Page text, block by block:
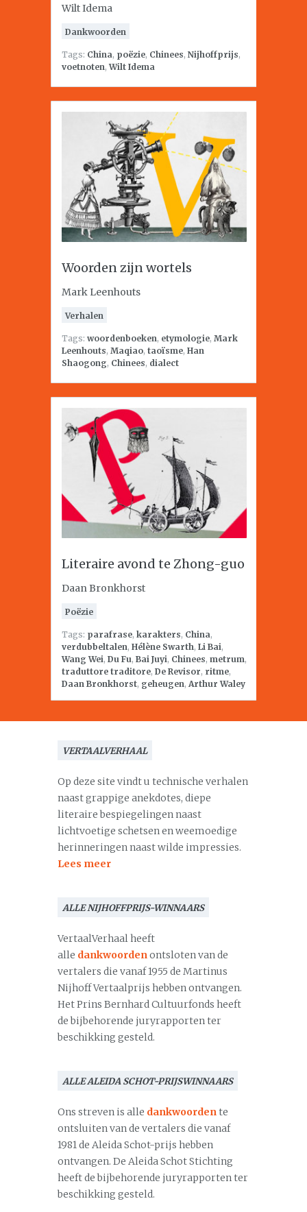
Wilt Idema
Dankwoorden
Tags: China, poëzie, Chinees, Nijhoffprijs,
voetnoten,Wilt Idema
Woorden zijn wortels
Mark Leenhouts
Verhalen
Tags: woordenboeken, etymologie, Mark
Leenhouts, Maqiao, taoïsme, Han
Shaogong, Chinees, dialect
Literaire avond te Zhong-guo
Daan Bronkhorst
Poëzie
Tags: parafrase, karakters, China,
verdubbeltalen, Hélène Swarth, Li Bai,
Wang Wei, Du Fu, Bai Juyi, Chinees, metrum,
traduttore traditore, De Revisor, ritme,
Daan Bronkhorst, geheugen, Arthur Waley
VERTAALVERHAAL
Op deze site vindt u technische verhalen
naast grappige anekdotes, diepe
literaire bespiegelingen naast
lichtvoetige schetsen en weemoedige
herinneringen naast wilde impressies.
Lees meer
ALLE NIJHOFFPRIJS-WINNAARS
VertaalVerhaal heeft
alle dankwoordenontsloten van de
vertalers die vanaf 1955 de Martinus
Nijhoff Vertaalprijs hebben ontvangen.
Het Prins Bernhard Cultuurfonds heeft
de bijbehorende juryrapporten ter
beschikking gesteld.
ALLE ALEIDA SCHOT-PRIJSWINNAARS
Ons streven is alle dankwoordente
ontsluiten van de vertalers die vanaf
1981 de Aleida Schot-prijs hebben
ontvangen. De Aleida Schot Stichting
heeft de bijbehorende juryrapporten ter
beschikking gesteld.